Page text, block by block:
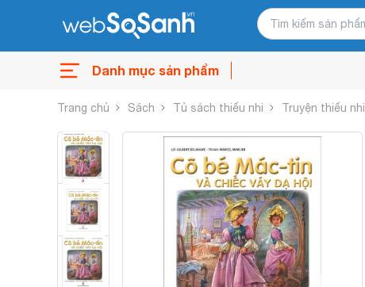
Danh mục sản phẩm
Trang chủ Sách Tủ sách thiếu nhi Truyện thiếu nhi